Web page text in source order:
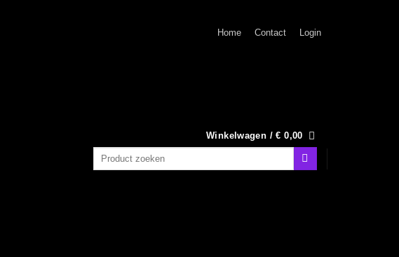
Home Contact Login
Winkelwagen /€ 0,00
Zoeken